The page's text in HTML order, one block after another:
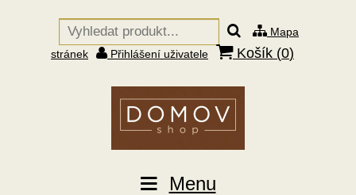
Mapa
stránek
Přihlášení uživatele Košík (0)
Menu